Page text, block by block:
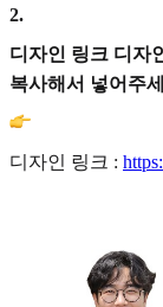
2.
디자인 링크 디자
복사해서 넣어주
디자인 링크 :